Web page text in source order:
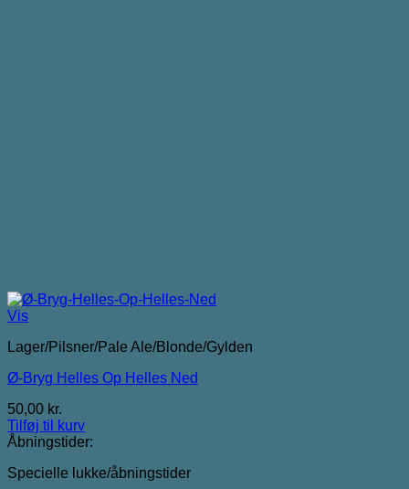
Vis
Lager/Pilsner/Pale Ale/Blonde/Gylden
Ø-Bryg Helles Op Helles Ned
50,00 kr.
Tilføj til kurv
Åbningstider:
Specielle lukke/åbningstider